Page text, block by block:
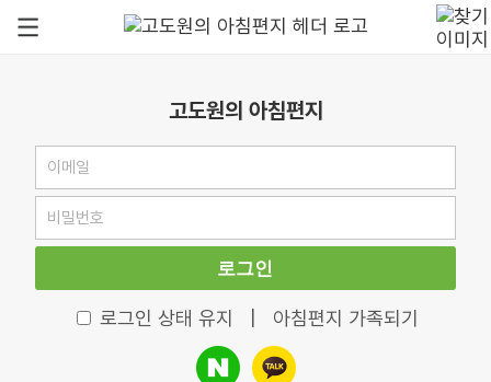
고도원의 아침편지
로그인
로그인 상태 유지 아침편지 가족되기